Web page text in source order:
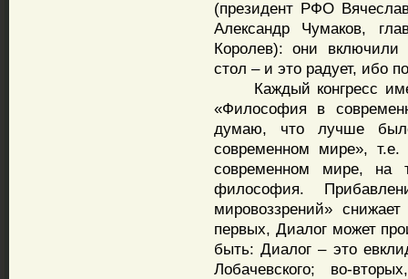
(президент РФО
Александр Чумаков,
Королев): они включили
стол – и это радует, ибо
Каждый конгресс
«Философия в
думаю, что лучше
современном мире»,
современном мире, на
философия.
мировоззрений»
первых, Диалог может
быть: Диалог – это
Лобачевского; во-